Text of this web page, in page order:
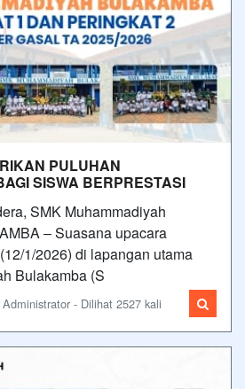
PULUHAN
SISWA BERPRESTASI
SMK Muhammadiyah
– Suasana upacara
1/2026) di lapangan utama
Bulakamba (S
- Dilihat 2527 kali